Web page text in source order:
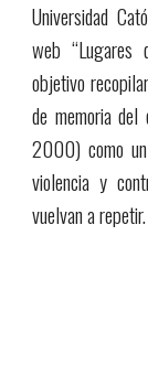
Universidad
web “Lugares
objetivo
de memoria
2000) como
violencia y
vuelvan a repetir.